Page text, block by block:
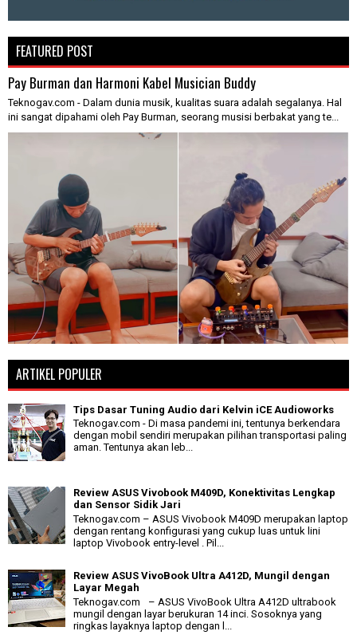
FEATURED POST
Pay Burman dan Harmoni Kabel Musician Buddy
Teknogav.com - Dalam dunia musik, kualitas suara adalah segalanya. Hal
ini sangat dipahami oleh Pay Burman, seorang musisi berbakat yang te...
ARTIKEL POPULER
Tips Dasar Tuning Audio dari Kelvin iCE Audioworks
Teknogav.com - Di masa pandemi ini, tentunya berkendara
dengan mobil sendiri merupakan pilihan transportasi paling
aman. Tentunya akan leb...
Review ASUS Vivobook M409D, Konektivitas Lengkap
dan Sensor Sidik Jari
Teknogav.com – ASUS Vivobook M409D merupakan laptop
dengan rentang konfigurasi yang cukup luas untuk lini
laptop Vivobook entry-level . Pil...
Review ASUS VivoBook Ultra A412D, Mungil dengan
Layar Megah
Teknogav.com – ASUS VivoBook Ultra A412D ultrabook
mungil dengan layar berukuran 14 inci. Sosoknya yang
ringkas layaknya laptop dengan l...